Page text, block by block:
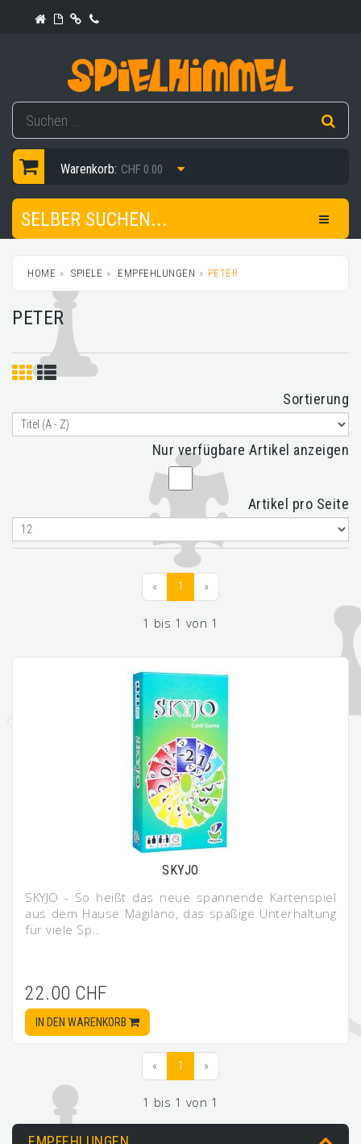
Warenkorb: CHF 0.00
SELBER SUCHEN...
HOME SPIELE EMPFEHLUNGEN PETER
PETER
Sortierung
Nur verfügbare Artikel anzeigen
Artikel pro Seite
« 1 »
1 bis 1 von 1
SKYJO
SKYJO - So heißt das neue spannende Kartenspiel
aus dem Hause Magilano, das spaßige Unterhaltung
für viele Sp…
22.00 CHF
IN DEN WARENKORB
« 1 »
1 bis 1 von 1